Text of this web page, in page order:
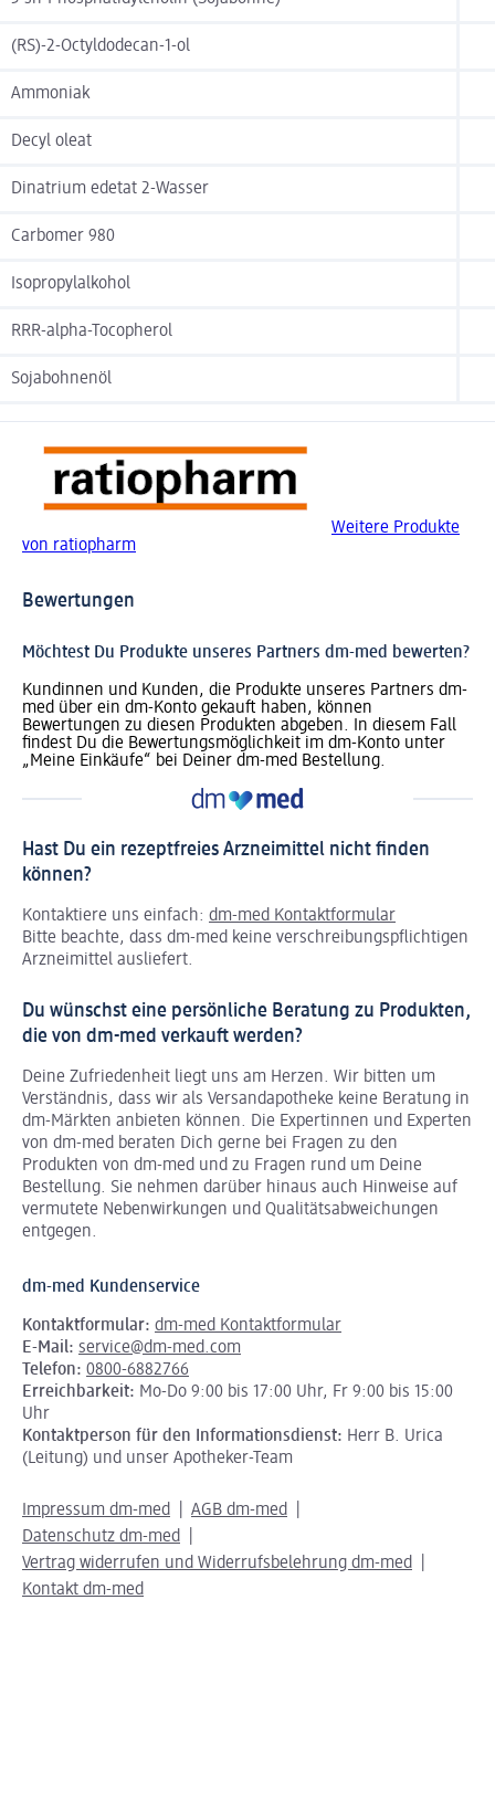
(RS)-2-Octyldodecan-1-ol
Ammoniak
Decyl oleat
Dinatrium edetat 2-Wasser
Carbomer 980
Isopropylalkohol
RRR-alpha-Tocopherol
Sojabohnenöl
Weitere Produkte
von ratiopharm
Bewertungen
Möchtest Du Produkte unseres Partners dm-med bewerten?
Kundinnen und Kunden, die Produkte unseres Partners dm-
med über ein dm-Konto gekauft haben, können
Bewertungen zu diesen Produkten abgeben. In diesem Fall
findest Du die Bewertungsmöglichkeit im dm-Konto unter
„Meine Einkäufe“ bei Deiner dm-med Bestellung.
Hast Du ein rezeptfreies Arzneimittel nicht finden
können?
Kontaktiere uns einfach: dm-med Kontaktformular
Bitte beachte, dass dm-med keine verschreibungspflichtigen
Arzneimittel ausliefert.
Du wünschst eine persönliche Beratung zu Produkten,
die von dm-med verkauft werden?
Deine Zufriedenheit liegt uns am Herzen. Wir bitten um
Verständnis, dass wir als Versandapotheke keine Beratung in
dm-Märkten anbieten können. Die Expertinnen und Experten
von dm-med beraten Dich gerne bei Fragen zu den
Produkten von dm-med und zu Fragen rund um Deine
Bestellung. Sie nehmen darüber hinaus auch Hinweise auf
vermutete Nebenwirkungen und Qualitätsabweichungen
entgegen.
dm-med Kundenservice
Kontaktformular: dm-med Kontaktformular
E-Mail: service@dm-med.com
Telefon: 0800-6882766
Erreichbarkeit: Mo-Do 9:00 bis 17:00 Uhr, Fr 9:00 bis 15:00
Uhr
Kontaktperson für den Informationsdienst: Herr B. Urica
(Leitung) und unser Apotheker-Team
Impressum dm-med
AGB dm-med
Datenschutz dm-med
Vertrag widerrufen und Widerrufsbelehrung dm-med
Kontakt dm-med